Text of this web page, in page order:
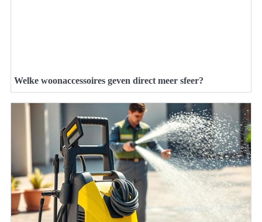
Welke woonaccessoires geven direct meer sfeer?